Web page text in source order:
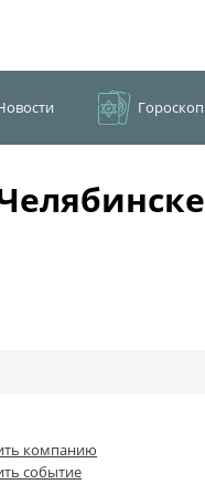
Гороскоп
компанию
событие